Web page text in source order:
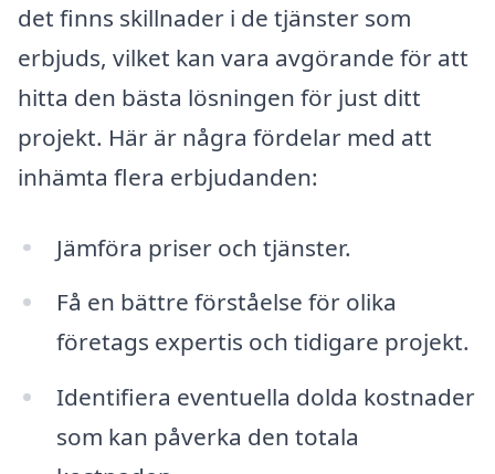
det finns skillnader i de tjänster som
erbjuds, vilket kan vara avgörande för att
hitta den bästa lösningen för just ditt
projekt. Här är några fördelar med att
inhämta flera erbjudanden:
Jämföra priser och tjänster.
Få en bättre förståelse för olika
företags expertis och tidigare projekt.
Identifiera eventuella dolda kostnader
som kan påverka den totala